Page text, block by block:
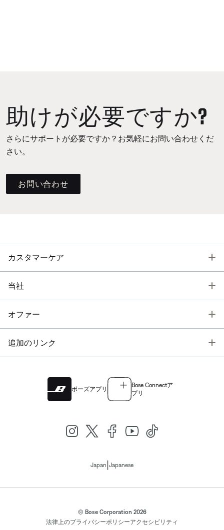
助けが必要ですか?
さらにサポートが必要ですか？お気軽にお問い合わせくだ
さい。
お問い合わせ
カスタマーケア
当社
オファー
追加のリンク
ボーズアプリ
Bose Connectア
プリ
Japan Japanese
© Bose Corporation 2026
法律上のプライバシーポリシーアクセシビリティ